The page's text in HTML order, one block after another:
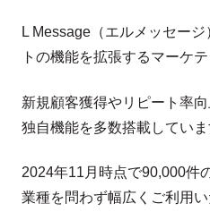
L Message（エルメッセー
トの機能を拡張するマーケ
新規顧客獲得やリピート率
独自機能を多数搭載していま
2024年11月時点で90,000件
業種を問わず幅広くご利用い